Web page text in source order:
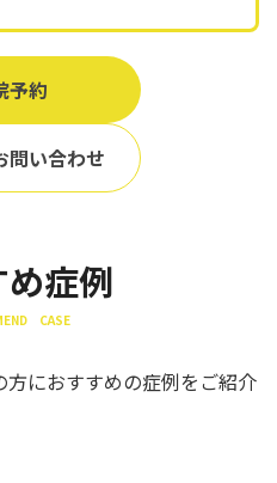
予約
問い合わせ
症例
CASE
におすすめの症例をご紹介